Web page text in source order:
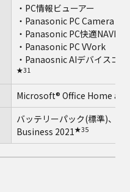
・PC情報ビューアー
・Panasonic PC Camera
・Panasonic PC快適NAVI
・Panasonic PC VVork
・Panaosnic AIデバイスコ
★31
Microsoft® Office Home
バッテリーパック(標準)、
Business 2021★35